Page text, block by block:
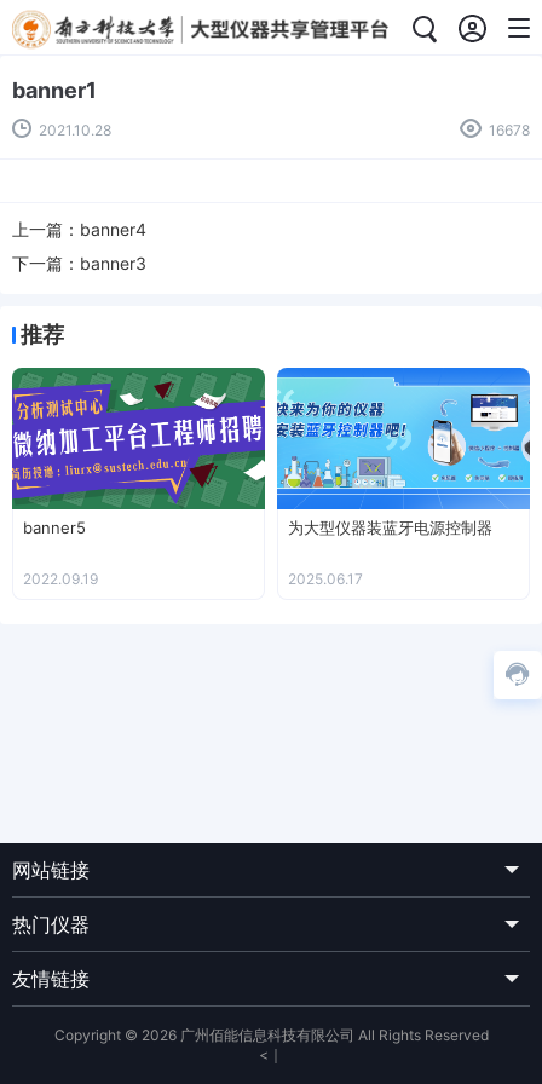
banner1
2021.10.28 16678
上一篇： banner4
下一篇： banner3
推荐
banner5
2022.09.19
为大型仪器装蓝牙电源控制器
2025.06.17
网站链接
热门仪器
友情链接
Copyright © 2026 广州佰能信息科技有限公司 All Rights Reserved
< ｜